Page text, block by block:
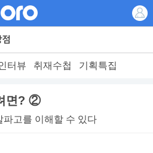
터뷰 취재수첩 기획특집
면? ②
파고를 이해할 수 있다